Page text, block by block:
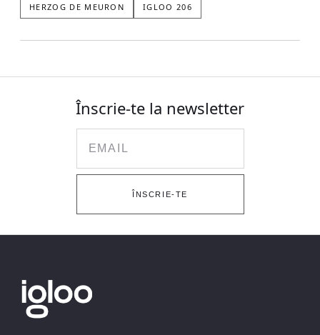
HERZOG DE MEURON IGLOO 206
Înscrie-te la newsletter
ÎNSCRIE-TE